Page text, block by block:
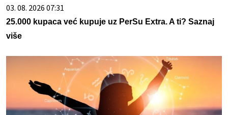
03. 08. 2026 07:31
25.000 kupaca već kupuje uz PerSu Extra. A ti? Saznaj
više